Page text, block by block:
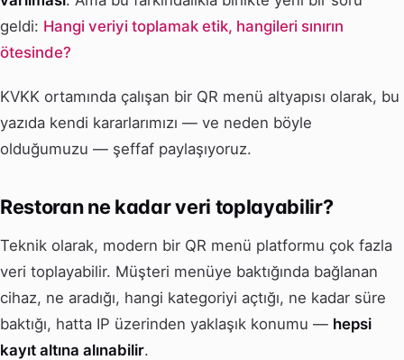
geldi: Hangi veriyi toplamak etik, hangileri sınırın
ötesinde?
KVKK ortamında çalışan bir QR menü altyapısı olarak, bu
yazıda kendi kararlarımızı — ve neden böyle
olduğumuzu — şeffaf paylaşıyoruz.
Restoran ne kadar veri toplayabilir?
Teknik olarak, modern bir QR menü platformu çok fazla
veri toplayabilir. Müşteri menüye baktığında bağlanan
cihaz, ne aradığı, hangi kategoriyi açtığı, ne kadar süre
baktığı, hatta IP üzerinden yaklaşık konumu — hepsi
kayıt altına alınabilir.